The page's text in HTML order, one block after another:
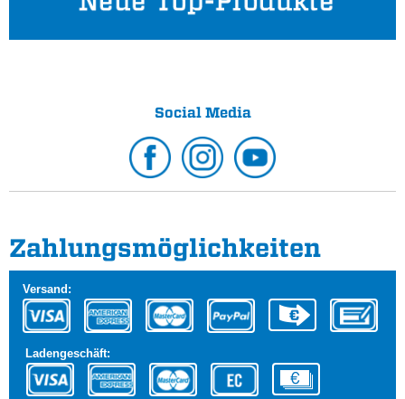
Social Media
Zahlungs­möglichkeiten
Versand:
Ladengeschäft: